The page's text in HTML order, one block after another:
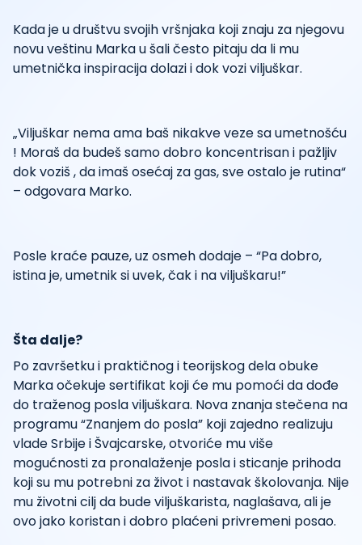
Kada je u društvu svojih vršnjaka koji znaju za njegovu
novu veštinu Marka u šali često pitaju da li mu
umetnička inspiracija dolazi i dok vozi viljuškar.
„Viljuškar nema ama baš nikakve veze sa umetnošću
! Moraš da budeš samo dobro koncentrisan i pažljiv
dok voziš , da imaš osećaj za gas, sve ostalo je rutina“
– odgovara Marko.
Posle kraće pauze, uz osmeh dodaje – “Pa dobro,
istina je, umetnik si uvek, čak i na viljuškaru!”
Šta dalje?
Po završetku i praktičnog i teorijskog dela obuke
Marka očekuje sertifikat koji će mu pomoći da dođe
do traženog posla viljuškara. Nova znanja stečena na
programu “Znanjem do posla” koji zajedno realizuju
vlade Srbije i Švajcarske, otvoriće mu više
mogućnosti za pronalaženje posla i sticanje prihoda
koji su mu potrebni za život i nastavak školovanja. Nije
mu životni cilj da bude viljuškarista, naglašava, ali je
ovo jako koristan i dobro plaćeni privremeni posao.